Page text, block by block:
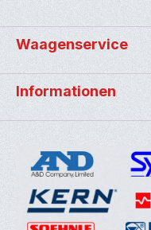
Waagenservice
Informationen